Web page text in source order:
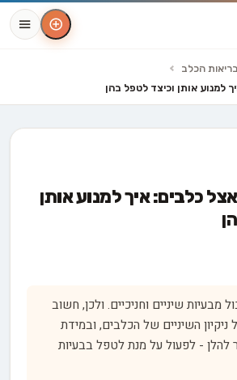
בריאות הכלב
למנוע אותן וכיצד לטפל בהן
כלבים: איך למנוע אותן
מבעיות שיניים וחניכיים. ולכן, חשוב
השיניים של הכלבים, ובמידת
להלן - לפעול על מנת לטפל בבעיות